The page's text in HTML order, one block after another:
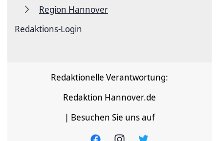
Region Hannover
Redaktions-Login
Redaktionelle Verantwortung:
Redaktion Hannover.de
| Besuchen Sie uns auf